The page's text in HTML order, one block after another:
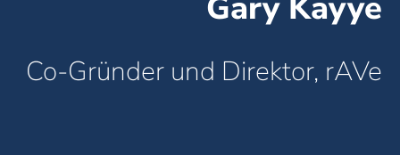
Co-Gründer und Direktor, rAVe